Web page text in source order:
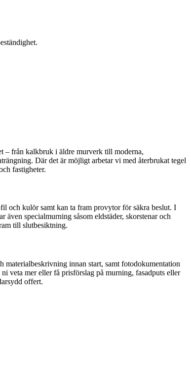
– från kalkbruk i äldre murverk till moderna,
Där det är möjligt arbetar vi med återbrukat tegel
fastigheter.
och kulör samt kan ta fram provytor för säkra beslut. I
specialmurning såsom eldstäder, skorstenar och
till slutbesiktning.
materialbeskrivning innan start, samt fotodokumentation
veta mer eller få prisförslag på murning, fasadputs eller
offert.